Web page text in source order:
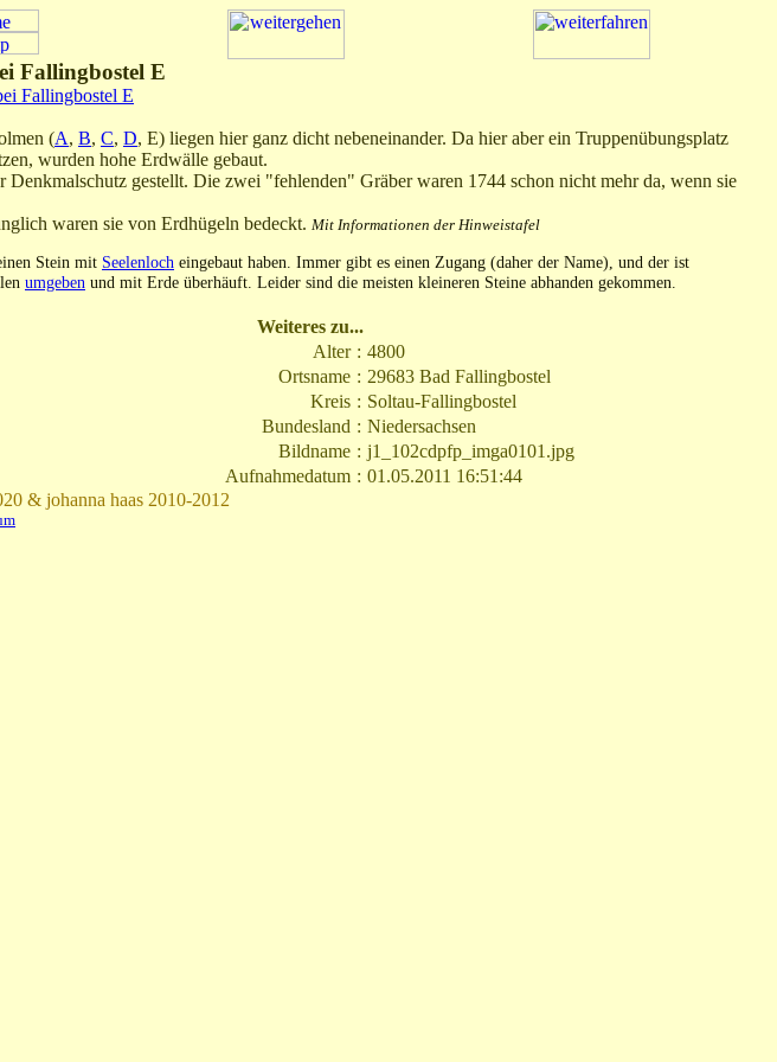
Fallingbostel E
(A, B, C, D, E) liegen hier ganz dicht nebeneinander. Da hier aber ein Truppenübungsplatz
wurden hohe Erdwälle gebaut.
gestellt. Die zwei "fehlenden" Gräber waren 1744 schon nicht mehr da, wenn sie
waren sie von Erdhügeln bedeckt. Mit Informationen der Hinweistafel
Stein mit Seelenloch eingebaut haben. Immer gibt es einen Zugang (daher der Name), und der ist
umgeben und mit Erde überhäuft. Leider sind die meisten kleineren Steine abhanden gekommen.
Weiteres zu...
Alter : 4800
Ortsname : 29683 Bad Fallingbostel
Kreis : Soltau-Fallingbostel
Bundesland : Niedersachsen
Bildname : j1_102cdpfp_imga0101.jpg
Aufnahmedatum : 01.05.2011 16:51:44
& johanna haas 2010-2012